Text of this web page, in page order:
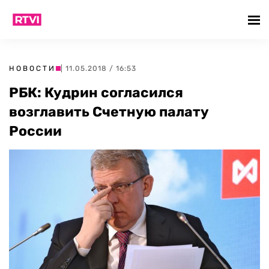
НОВОСТИ | 11.05.2018 / 16:53
РБК: Кудрин согласился
возглавить Счетную палату
России